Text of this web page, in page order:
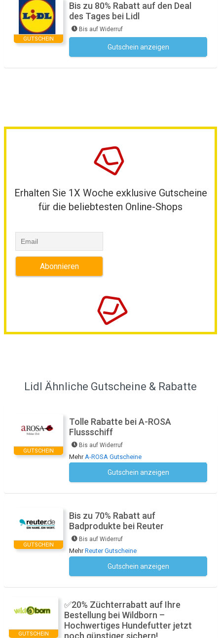
GUTSCHEIN
Bis zu 80% Rabatt auf den Deal
des Tages bei Lidl
Bis auf Widerruf
Gutschein anzeigen
Erhalten Sie 1X Woche exklusive Gutscheine
für die beliebtesten Online-Shops
Lidl Ähnliche Gutscheine & Rabatte
GUTSCHEIN
Tolle Rabatte bei A-ROSA
Flussschiff
Bis auf Widerruf
MehrA-ROSA Gutscheine
Gutschein anzeigen
GUTSCHEIN
Bis zu 70% Rabatt auf
Badprodukte bei Reuter
Bis auf Widerruf
MehrReuter Gutscheine
Gutschein anzeigen
GUTSCHEIN
✅20% Züchterrabatt auf Ihre
Bestellung bei Wildborn –
Hochwertiges Hundefutter jetzt
noch günstiger sichern!